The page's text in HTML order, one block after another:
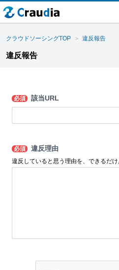
クラウドソーシングTOP 違反報告
違反報告
必須 該当URL
必須 違反理由
違反していると思う理由を、できるだけ